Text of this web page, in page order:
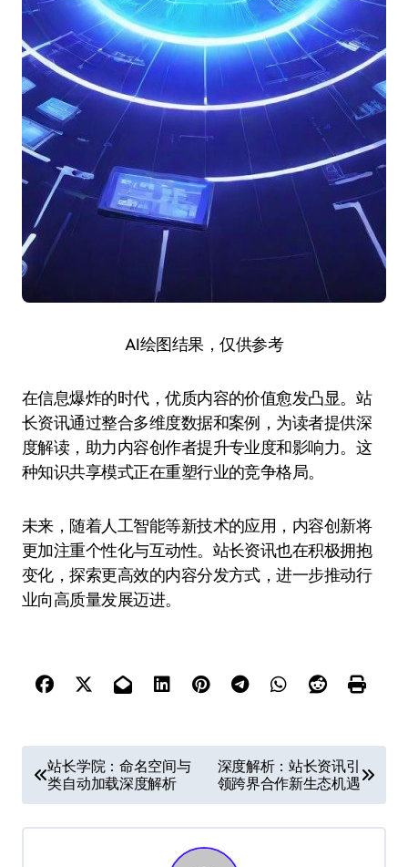
AI绘图结果，仅供参考
在信息爆炸的时代，优质内容的价值愈发凸显。站
长资讯通过整合多维度数据和案例，为读者提供深
度解读，助力内容创作者提升专业度和影响力。这
种知识共享模式正在重塑行业的竞争格局。
未来，随着人工智能等新技术的应用，内容创新将
更加注重个性化与互动性。站长资讯也在积极拥抱
变化，探索更高效的内容分发方式，进一步推动行
业向高质量发展迈进。
章
导
站长学院：命名空间与
类自动加载深度解析
深度解析：站长资讯引
领跨界合作新生态机遇